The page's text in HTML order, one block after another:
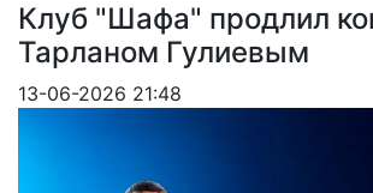
Клуб "Шафа" продлил
Тарланом Гулиевым
13-06-2026 21:48